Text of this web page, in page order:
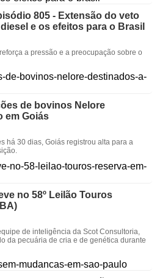
805 - Extensão do veto
e os efeitos para o Brasil
a pressão e a preocupação sobre o
de bovinos Nelore
em Goiás
há 30 dias, Goiás registrou alta para a
no 58º Leilão Touros
de inteligência da Scot Consultoria,
da pecuária de cria e de genética durante